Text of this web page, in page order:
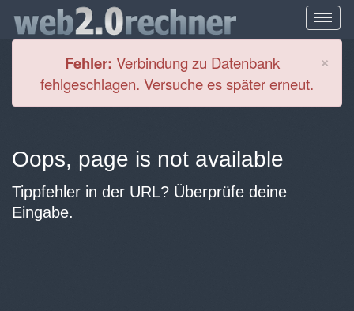
×
Fehler: Verbindung zu Datenbank
fehlgeschlagen. Versuche es später erneut.
Oops, page is not available
Tippfehler in der URL? Überprüfe deine
Eingabe.